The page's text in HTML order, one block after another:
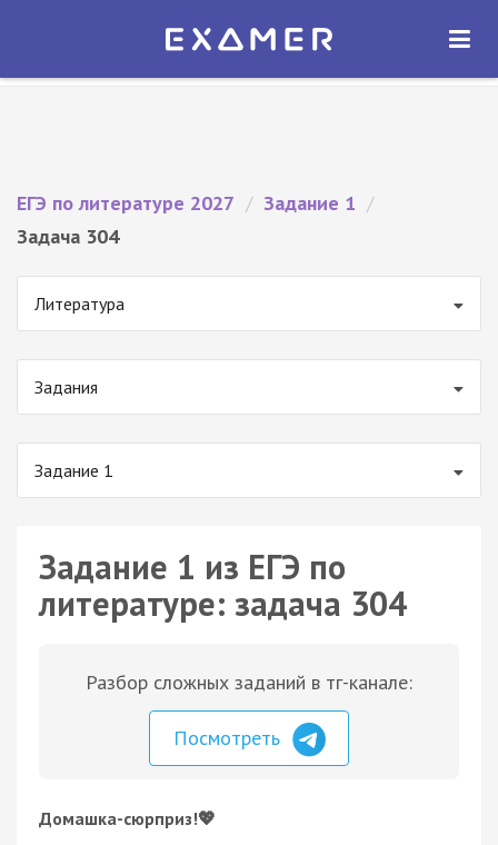
Экзамер — ЕГЭ 2027
ОТКРЫТЬ
ЕГЭ по литературе 2027 / Задание 1 /
Задача 304
Литература
Задания
Задание 1
Задание 1 из ЕГЭ по
литературе: задача 304
Разбор сложных заданий в тг-канале:
Посмотреть
Домашка-сюрприз!💖